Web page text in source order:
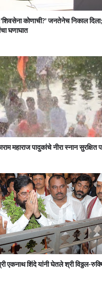
कोणाची?' जनतेनेच निकाल दिला;
घणाघात
महाराज पादुकांचे नीरा स्नान सुरक्षित
शिंदे यांनी घेतले श्री विठ्ठल-